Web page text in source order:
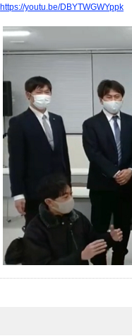
https://youtu.be/DBYTWGWYppk